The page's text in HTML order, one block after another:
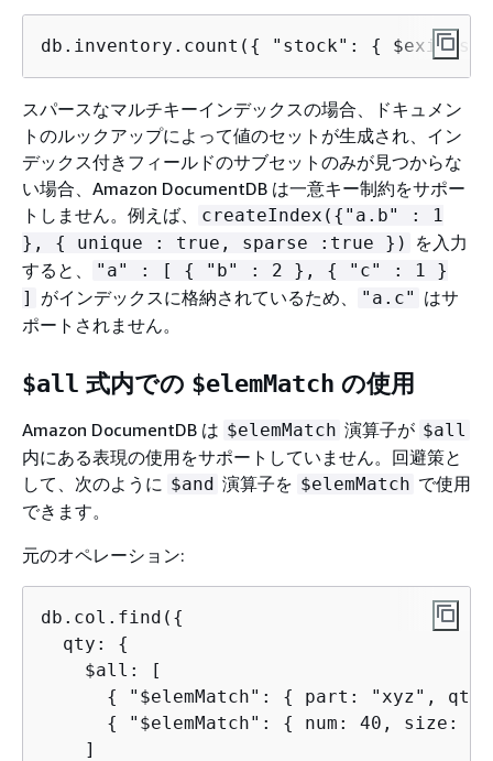
db.inventory.count( { "stock": {
スパースなマルチキーインデックスの場合、ドキュメン
トのルックアップによって値のセットが生成され、イン
デックス付きフィールドのサブセットのみが見つからな
い場合、Amazon DocumentDB は一意キー制約をサポー
トしません。例えば、
createIndex( { "a.b" : 1
}, { unique : true, sparse :true })
を入力
すると、
"a" : [ { "b" : 2 }, {
"c" : 1 }
]
がインデックスに格納されているため、 "a.c" はサ
ポートされません。
$all 式内での $elemMatch の使用
Amazon DocumentDB は $elemMatch 演算子が $all
内にある表現の使用をサポートしていません。回避策と
して、次のように $and 演算子を $elemMatch で使用
できます。
元のオペレーション:
db.col.find( {
  qty:
{
    $all: [
{
"$elemMatch": {
part: "xyz",
{
"$elemMatch": {
num: 40, size:
    ]